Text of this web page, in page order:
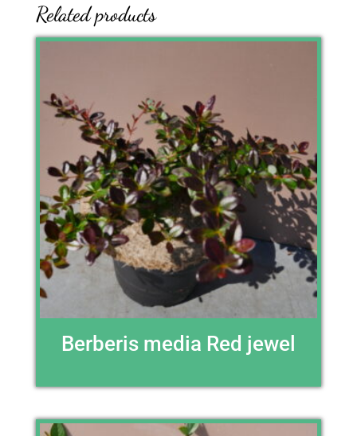
Related products
Berberis media Red jewel